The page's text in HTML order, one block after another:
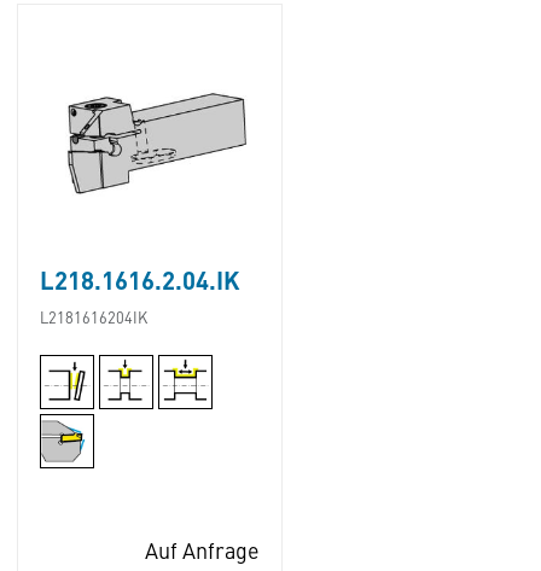
L218.1616.2.04.IK
L2181616204IK
Auf Anfrage